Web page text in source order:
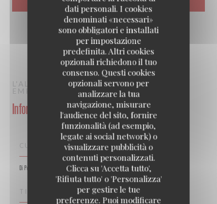
dati personali. I cookies
denominati «necessari»
sono obbligatori e installati
per impostazione
predefinita. Altri cookies
opzionali richiedono il tuo
consenso. Questi cookies
opzionali servono per
analizzare la tua
navigazione, misurare
l'audience del sito, fornire
funzionalità (ad esempio,
legate ai social network) o
visualizzare pubblicità o
contenuti personalizzati.
Clicca su 'Accetta tutto',
'Rifiuta tutto' o 'Personalizza'
per gestire le tue
preferenze. Puoi modificare
L'ALSACE
BRASSERIE – FRUITS DE MER A
EMPORTER
PARIS
Informazioni pratiche
CUCINA
Di Pesce, Tradizionale francese, Cucina tradizionale, Alsaziano, Birreria
TIPOLOGIA